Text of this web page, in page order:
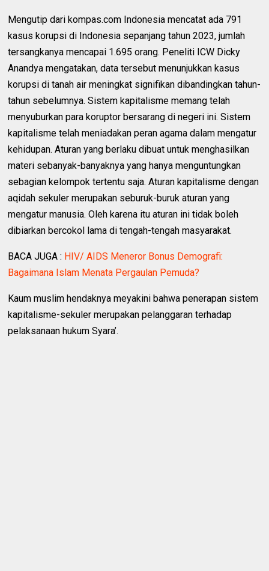
Mengutip dari kompas.com Indonesia mencatat ada 791
kasus korupsi di Indonesia sepanjang tahun 2023, jumlah
tersangkanya mencapai 1.695 orang. Peneliti ICW Dicky
Anandya mengatakan, data tersebut menunjukkan kasus
korupsi di tanah air meningkat signifikan dibandingkan tahun-
tahun sebelumnya. Sistem kapitalisme memang telah
menyuburkan para koruptor bersarang di negeri ini. Sistem
kapitalisme telah meniadakan peran agama dalam mengatur
kehidupan. Aturan yang berlaku dibuat untuk menghasilkan
materi sebanyak-banyaknya yang hanya menguntungkan
sebagian kelompok tertentu saja. Aturan kapitalisme dengan
aqidah sekuler merupakan seburuk-buruk aturan yang
mengatur manusia. Oleh karena itu aturan ini tidak boleh
dibiarkan bercokol lama di tengah-tengah masyarakat.
BACA JUGA : HIV/ AIDS Meneror Bonus Demografi:
Bagaimana Islam Menata Pergaulan Pemuda?
Kaum muslim hendaknya meyakini bahwa penerapan sistem
kapitalisme-sekuler merupakan pelanggaran terhadap
pelaksanaan hukum Syara’.